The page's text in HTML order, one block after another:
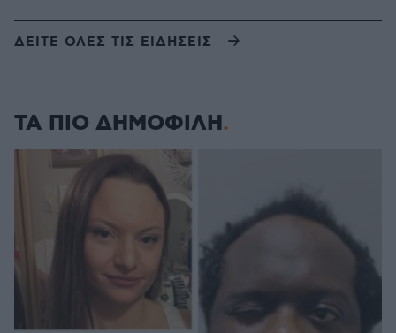
ΔΕΙΤΕ ΟΛΕΣ ΤΙΣ ΕΙΔΗΣΕΙΣ
ΤΑ ΠΙΟ ΔΗΜΟΦΙΛΗ